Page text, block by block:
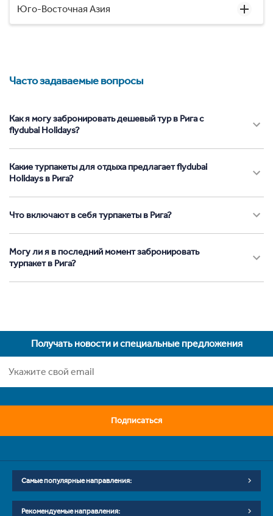
Юго-Восточная Азия
Часто задаваемые вопросы
Как я могу забронировать дешевый тур в Рига с
flydubai Holidays?
Какие турпакеты для отдыха предлагает flydubai
Holidays в Рига?
Что включают в себя турпакеты в Рига?
Могу ли я в последний момент забронировать
турпакет в Рига?
Получать новости и специальные предложения
Подписаться
Самые популярные направления:
Рекомендуемые направления: